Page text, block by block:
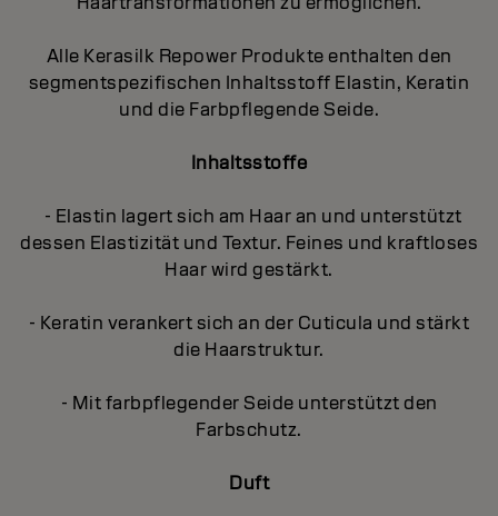
Alle Kerasilk Repower Produkte enthalten den
segmentspezifischen Inhaltsstoff Elastin, Keratin
und die Farbpflegende Seide.
Inhaltsstoffe
- Elastin lagert sich am Haar an und unterstützt
dessen Elastizität und Textur. Feines und kraftloses
Haar wird gestärkt.
- Keratin verankert sich an der Cuticula und stärkt
die Haarstruktur.
- Mit farbpflegender Seide unterstützt den
Farbschutz.
Duft